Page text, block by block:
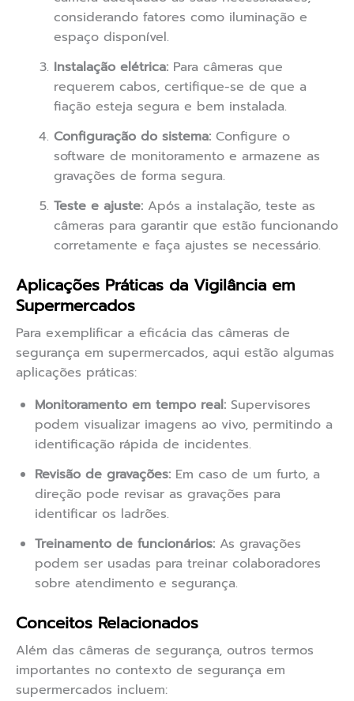
considerando fatores como iluminação e
espaço disponível.
Instalação elétrica: Para câmeras que
requerem cabos, certifique-se de que a
fiação esteja segura e bem instalada.
Configuração do sistema: Configure o
software de monitoramento e armazene as
gravações de forma segura.
Teste e ajuste: Após a instalação, teste as
câmeras para garantir que estão funcionando
corretamente e faça ajustes se necessário.
Aplicações Práticas da Vigilância em
Supermercados
Para exemplificar a eficácia das câmeras de
segurança em supermercados, aqui estão algumas
aplicações práticas:
Monitoramento em tempo real: Supervisores
podem visualizar imagens ao vivo, permitindo a
identificação rápida de incidentes.
Revisão de gravações: Em caso de um furto, a
direção pode revisar as gravações para
identificar os ladrões.
Treinamento de funcionários: As gravações
podem ser usadas para treinar colaboradores
sobre atendimento e segurança.
Conceitos Relacionados
Além das câmeras de segurança, outros termos
importantes no contexto de segurança em
supermercados incluem: